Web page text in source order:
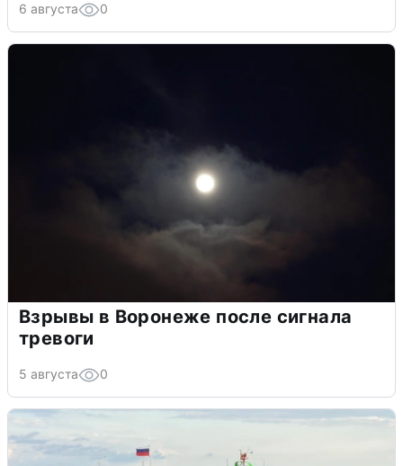
6 августа 0
Взрывы в Воронеже после сигнала
тревоги
5 августа 0